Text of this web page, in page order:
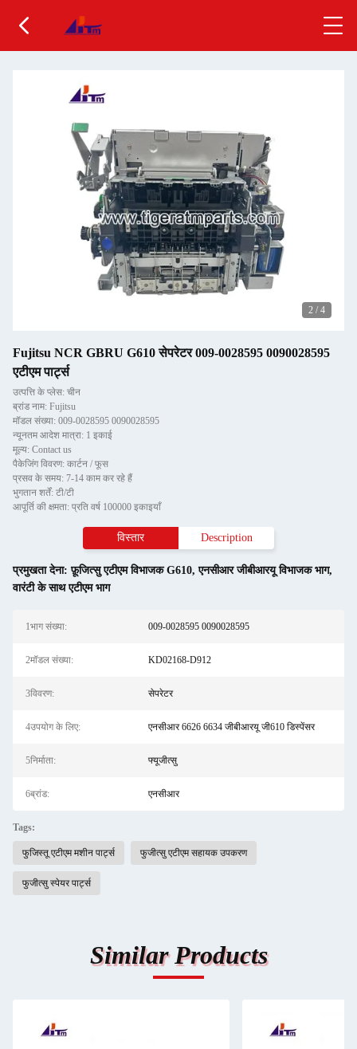
2 / 4
Fujitsu NCR GBRU G610 सेपरेटर 009-0028595 0090028595
एटीएम पार्ट्स
उत्पत्ति के प्लेस: चीन
ब्रांड नाम: Fujitsu
मॉडल संख्या: 009-0028595 0090028595
न्यूनतम आदेश मात्रा: 1 इकाई
मूल्य: Contact us
पैकेजिंग विवरण: कार्टन / फूस
प्रसव के समय: 7-14 काम कर रहे हैं
भुगतान शर्तें: टी/टी
आपूर्ति की क्षमता: प्रति वर्ष 100000 इकाइयाँ
विस्तार Description
प्रमुखता देना:फ़ूजित्सु एटीएम विभाजक G610,एनसीआर जीबीआरयू विभाजक भाग,
वारंटी के साथ एटीएम भाग
1भाग संख्या: 009-0028595 0090028595
2मॉडल संख्या: KD02168-D912
3विवरण: सेपरेटर
4उपयोग के लिए: एनसीआर 6626 6634 जीबीआरयू जी610 डिस्पेंसर
5निर्माता: फ्यूजीत्सु
6ब्रांड: एनसीआर
Tags:
फुजिस्तू एटीएम मशीन पार्ट्स फुजीत्सु एटीएम सहायक उपकरण
फुजीत्सु स्पेयर पार्ट्स
Similar Products